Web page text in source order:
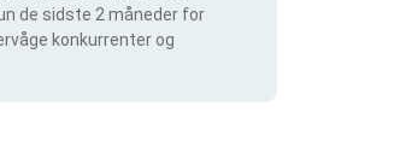
de sidste 2 måneder for
konkurrenter og